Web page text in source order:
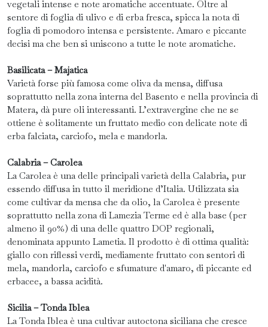
vegetali intense e note aromatiche accentuate. Oltre al
sentore di foglia di ulivo e di erba fresca, spicca la nota di
foglia di pomodoro intensa e persistente. Amaro e piccante
decisi ma che ben si uniscono a tutte le note aromatiche.
Basilicata – Majatica
Varietà forse più famosa come oliva da mensa, diffusa
soprattutto nella zona interna del Basento e nella provincia di
Matera, dà pure oli interessanti. L’extravergine che ne se
ottiene è solitamente un fruttato medio con delicate note di
erba falciata, carciofo, mela e mandorla.
Calabria – Carolea
La Carolea è una delle principali varietà della Calabria, pur
essendo diffusa in tutto il meridione d’Italia. Utilizzata sia
come cultivar da mensa che da olio, la Carolea è presente
soprattutto nella zona di Lamezia Terme ed è alla base (per
almeno il 90%) di una delle quattro DOP regionali,
denominata appunto Lametia. Il prodotto è di ottima qualità:
giallo con riflessi verdi, mediamente fruttato con sentori di
mela, mandorla, carciofo e sfumature d'amaro, di piccante ed
erbacee, a bassa acidità.
Sicilia – Tonda Iblea
La Tonda Iblea è una cultivar autoctona siciliana che cresce